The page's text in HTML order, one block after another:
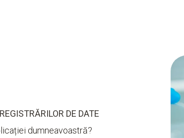
DE DATE
dumneavoastră?